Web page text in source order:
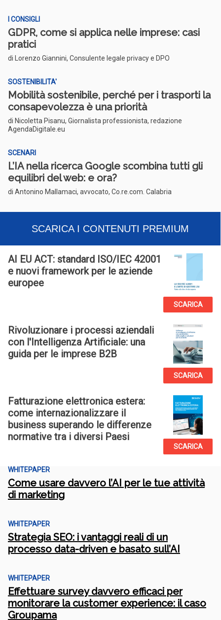
I CONSIGLI
GDPR, come si applica nelle imprese: casi
pratici
di Lorenzo Giannini, Consulente legale privacy e DPO
SOSTENIBILITA'
Mobilità sostenibile, perché per i trasporti la
consapevolezza è una priorità
di Nicoletta Pisanu, Giornalista professionista, redazione
AgendaDigitale.eu
SCENARI
L’IA nella ricerca Google scombina tutti gli
equilibri del web: e ora?
di Antonino Mallamaci, avvocato, Co.re.com. Calabria
SCARICA I CONTENUTI PREMIUM
AI EU ACT: standard ISO/IEC 42001
e nuovi framework per le aziende
europee
SCARICA
Rivoluzionare i processi aziendali
con l'Intelligenza Artificiale: una
guida per le imprese B2B
SCARICA
Fatturazione elettronica estera:
come internazionalizzare il
business superando le differenze
normative tra i diversi Paesi
SCARICA
WHITEPAPER
Come usare davvero l’AI per le tue attività
di marketing
WHITEPAPER
Strategia SEO: i vantaggi reali di un
processo data-driven e basato sull’AI
WHITEPAPER
Effettuare survey davvero efficaci per
monitorare la customer experience: il caso
Groupama